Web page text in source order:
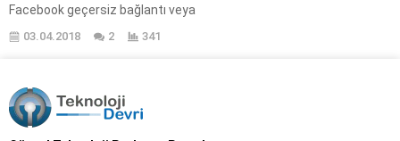
Facebook geçersiz bağlantı veya
çözülür? Facebook kullandığın
yenileme e-postası gönderildiği
takdirde sorun yaşanıyor, nasıl
03.04.2018 2 341